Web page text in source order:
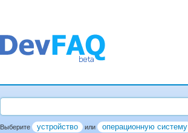
Выберите устройство или операционную систему